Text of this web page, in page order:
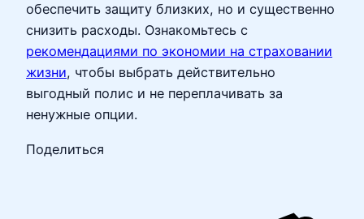
обеспечить защиту близких, но и существенно
снизить расходы. Ознакомьтесь с
рекомендациями по экономии на страховании
жизни, чтобы выбрать действительно
выгодный полис и не переплачивать за
ненужные опции.
Поделиться